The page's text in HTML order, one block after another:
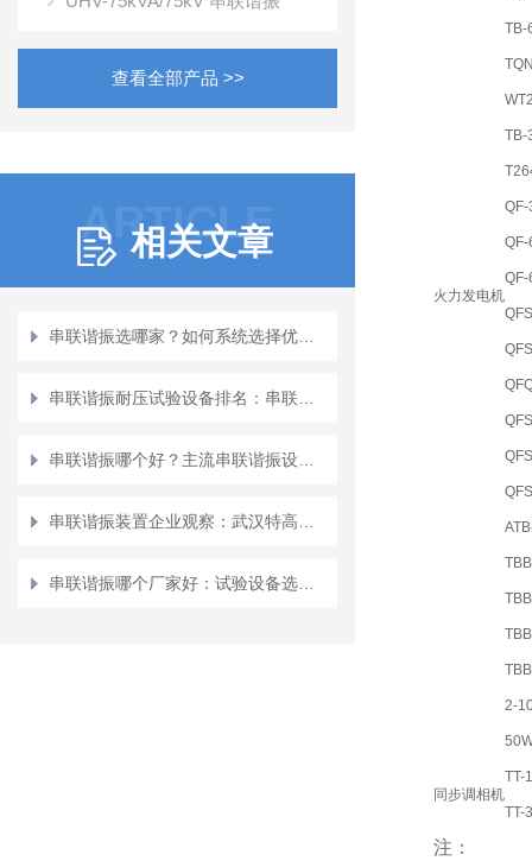
查看全部产品 >>
ARTICLE
相关文章
火力发电机
TB-
TB-
QF-
QF-
QF-
2-
同步调相机
TT-
TT-
注：